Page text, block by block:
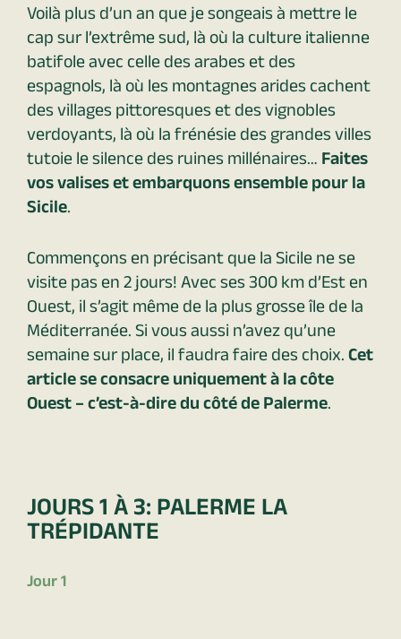
Voilà plus d’un an que je songeais à mettre le
cap sur l’extrême sud, là où la culture italienne
batifole avec celle des arabes et des
espagnols, là où les montagnes arides cachent
des villages pittoresques et des vignobles
verdoyants, là où la frénésie des grandes villes
tutoie le silence des ruines millénaires…Faites
vos valises et embarquons ensemble pour la
Sicile.
Commençons en précisant que la Sicile ne se
visite pas en 2 jours! Avec ses 300 km d’Est en
Ouest, il s’agit même de la plus grosse île de la
Méditerranée. Si vous aussi n’avez qu’une
semaine sur place, il faudra faire des choix.Cet
article se consacre uniquement à la côte
Ouest – c’est-à-dire du côté de Palerme.
JOURS 1 À 3: PALERME LA
TRÉPIDANTE
Jour 1